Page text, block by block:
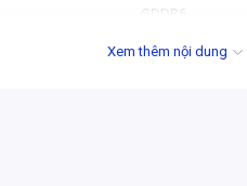
GDDR6
Storage (SSD/HDD) Adata 512GB SSD
Xem thêm nội dung